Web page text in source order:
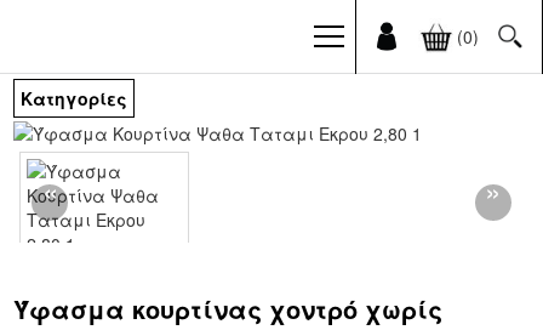
(0)
Κατηγορίες
Ύφασμα κουρτίνας χοντρό χωρίς
ΕΤΑΙΡΙΑ
ΣΧΕΤΙΚΑ
ΜΕ
ΥΠΗΡΕΣΙΕΣ